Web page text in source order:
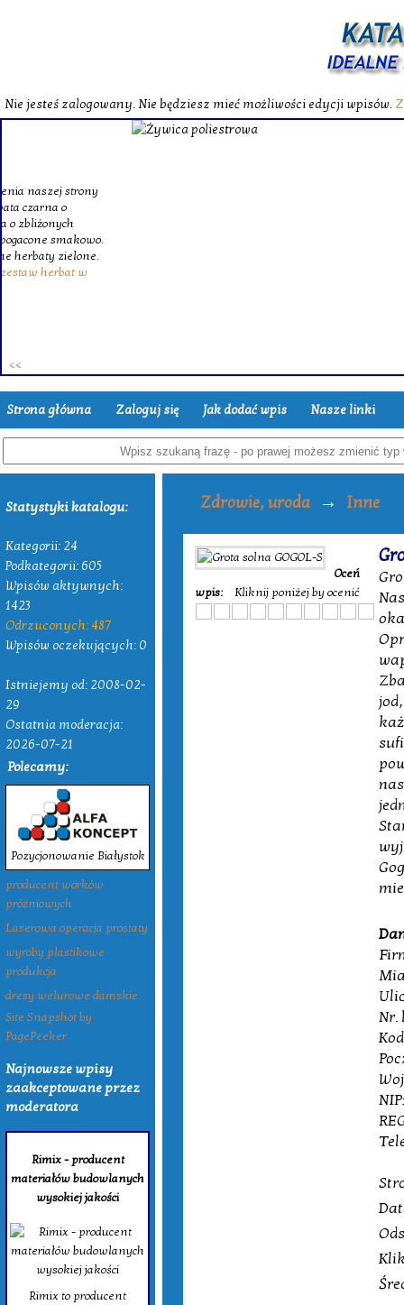
Nie jesteś zalogowany. Nie będziesz mieć możliwości edycji wpisów.
Strona główna Zaloguj się Jak dodać wpis Nasze linki
Statystyki katalogu:
Kategorii: 24
Podkategorii: 605
Wpisów aktywnych:
1423
Odrzuconych: 487
Wpisów oczekujących: 0
Istniejemy od: 2008-02-
29
Ostatnia moderacja:
2026-07-21
Polecamy:
Pozycjonowanie Białystok
producent worków
próżniowych
Laserowa operacja prostaty
wyroby plastikowe
produkcja
dresy welurowe damskie
Site Snapshot by
PagePeeker
Najnowsze wpisy
zaakceptowane przez
moderatora
Rimix - producent
materiałów budowlanych
wysokiej jakości
Rimix to producent
Zdrowie, uroda → Inne
Oceń
wpis:
Kliknij poniżej by ocenić
Nr.